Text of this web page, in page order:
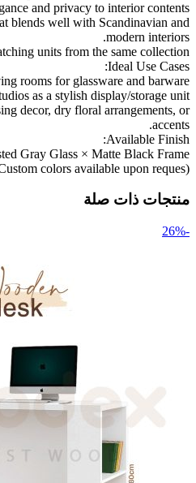
and privacy to interior contents.
blends well with Scandinavian and
modern interiors.
units from the same collection.
Ideal Use Cases:
rooms for glassware and barware.
as a stylish display/storage unit.
decor, dry floral arrangements, or
accents.
Available Finish:
Gray Glass × Matte Black Frame
(Custom colors available upon reques
منتجات ذات صلة
-26%